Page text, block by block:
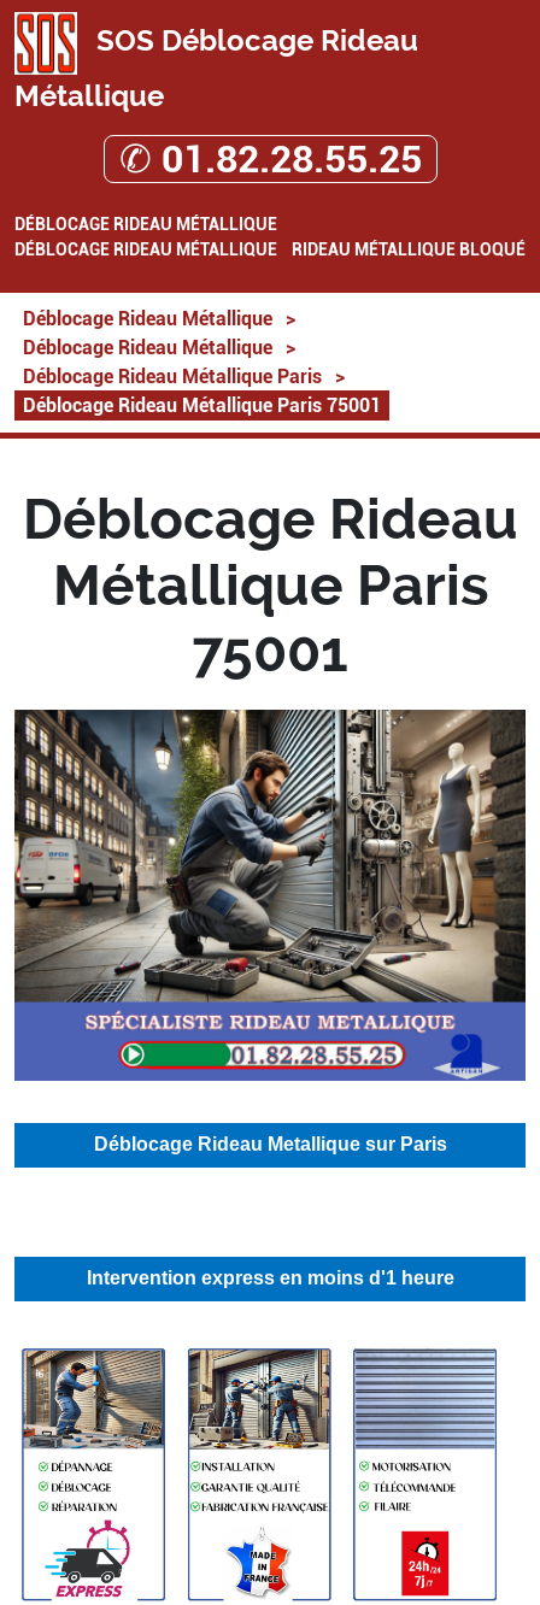
SOS Déblocage Rideau
Métallique
✆ 01.82.28.55.25
DÉBLOCAGE RIDEAU MÉTALLIQUE
DÉBLOCAGE RIDEAU MÉTALLIQUE
RIDEAU MÉTALLIQUE BLOQUÉ
Déblocage Rideau Métallique
>
Déblocage Rideau Métallique
>
Déblocage Rideau Métallique Paris
>
Déblocage Rideau Métallique Paris 75001
Déblocage Rideau
Métallique Paris
75001
Déblocage Rideau Metallique sur Paris
Intervention express en moins d'1 heure